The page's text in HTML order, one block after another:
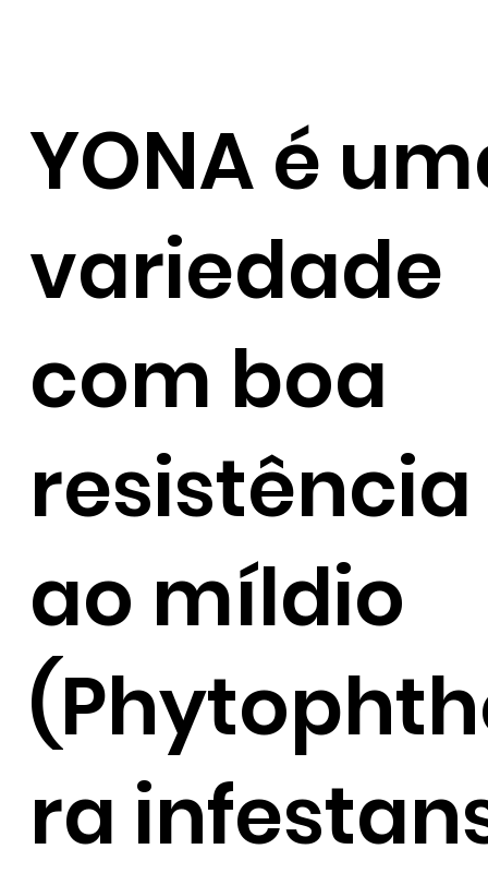
YONA é
variedade
com boa
resistência
ao míldio
ra